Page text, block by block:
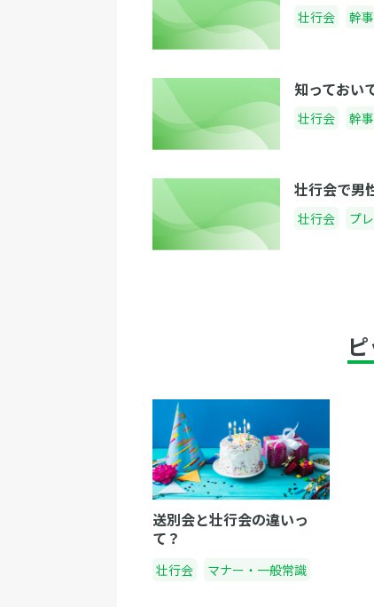
壮行会 幹事
知っておい
壮行会 幹事
壮行会で男
壮行会 プ
送別会と壮行会の違いっ
て？
壮行会 マナー・一般常識